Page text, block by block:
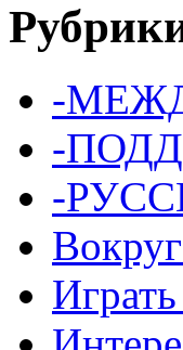
-
-
-